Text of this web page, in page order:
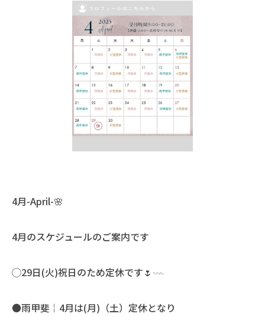
4月-April-🌸
4月のスケジュールのご案内です
◯29日(火)祝日のため定休です🌷𓇠
●雨甲斐￤4月は(月)（土）定休となり